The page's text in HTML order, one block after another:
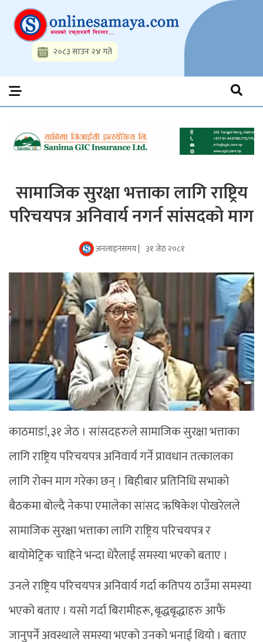
content
Onlinesamaya.com
Nepal News Portal, Business, Hot News, Interview, Opinions,
Politics, Science, Technology, Social, Media, Sports, Youth, Model
Watch, Movies
२०८३ साउन २४ गते
सामाजिक सुरक्षा भत्ताका लागि राष्ट्रिय
परिचयपत्र अनिवार्य नगर्न सांसदको माग
अनलाइनसमय | ३१ जेठ २०८१
काठमाडांं, ३१ जेठ । सांसदहरुले सामाजिक सुरक्षा भत्ताका
लागि राष्ट्रिय परिचयपत्र अनिवार्य गर्ने प्रावधान तत्कालका
लागि रोक्न माग गरेका छन् । बिहीबार प्रतिनिधि सभाको
बैठकमा बोल्दै नेकपा एमालेका सांसद ऋषिकेश पोखरेलले
सामाजिक सुरक्षा भत्ताका लागि राष्ट्रिय परिचयपत्र र
बायोमेट्रिक चाहिने भन्दा धेरैलाई समस्या भएको बताए ।
उनले राष्ट्रिय परिचयपत्र अनिवार्य गर्दा कतिपय ठाउँमा समस्या
भएको बताए । यसो गर्दा बिरामीहरू, बृद्धबृद्धाहरु आफैं
जानुपर्ने अवस्थाले समस्या भएको उनको भनाई थियो । बताए